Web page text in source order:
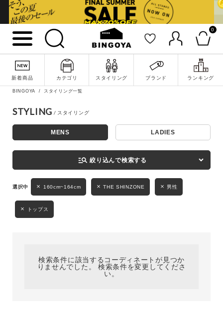
0
新着商品 カテゴリ スタイリング ブランド ランキング
詳細検索
キーワード
性別
MENS LADIES KIDS
BINGOYA スタイリング一覧
STYLING
MENS LADIES
manage_search 絞り込んで検索する
160cm~164cm THE SHINZONE 男性
トップス
検索条件に該当するコーディネートが見つか
りませんでした。 検索条件を変更してくださ
い。